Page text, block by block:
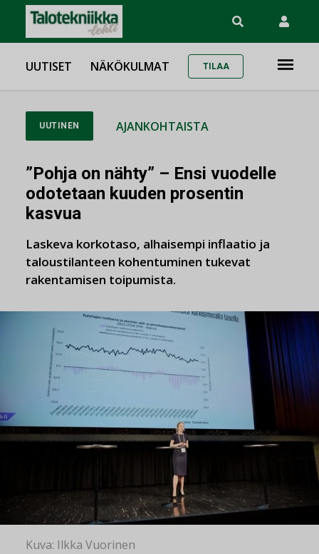
UUTISET NÄKÖKULMAT TILAA
UUTINEN AJANKOHTAISTA
”Pohja on nähty” – Ensi vuodelle
odotetaan kuuden prosentin
kasvua
Laskeva korkotaso, alhaisempi inflaatio ja
taloustilanteen kohentuminen tukevat
rakentamisen toipumista.
Kuva: Ilkka Vuorinen